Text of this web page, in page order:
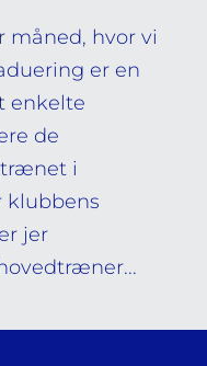
hvor vi
er en
enkelte
de
i
klubbens
jer